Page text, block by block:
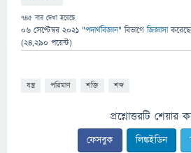
745 বার দেখা হয়েছে
06 সেপ্টেম্বর 2021 "পদার্থবিজ্ঞান" বিভাগে জিজ্ঞাসা
(24,290 পয়েন্ট)
যন্ত্র পরিমাণ শক্তি শব্দ
প্রশ্নোত্তরটি শেয়ার
ফেসবুক লিঙ্কইডিন